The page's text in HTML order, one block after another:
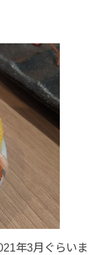
年3月ぐらいま